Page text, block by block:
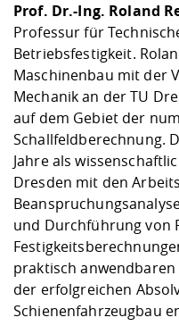
Prof. Dr.-Ing. Roland
Professur für
Betriebsfestigkeit.
Maschinenbau mit der
Mechanik an der TU
auf dem Gebiet der
Schallfeldberechnung.
Jahre als
Dresden mit den
und Durchführung von
praktisch
der erfolgreichen
Schienenfahrzeugbau